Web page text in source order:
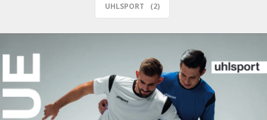
UHLSPORT 2